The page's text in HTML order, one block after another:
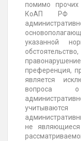
помимо прочих
КоАП РФ
указанной
преференция,
является
вопроса
не